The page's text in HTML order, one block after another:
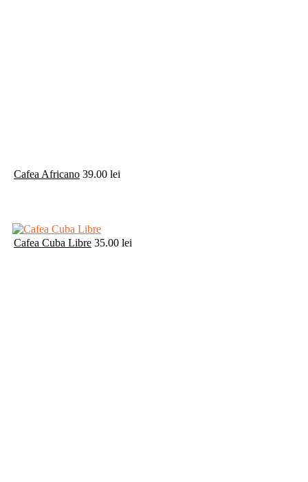
Cafea Africano 39.00 lei
Cafea Cuba Libre 35.00 lei